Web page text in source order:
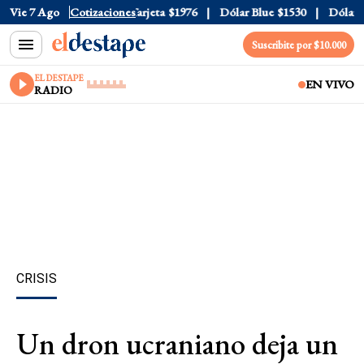
Vie 7 Ago Cotizaciones
$1520 Dólar Tarjeta $1976 Dólar Blue $1530 Dólar
Suscribite por $10.000
EL DESTAPE
RADIO EN VIVO
CRISIS
Un dron ucraniano deja un